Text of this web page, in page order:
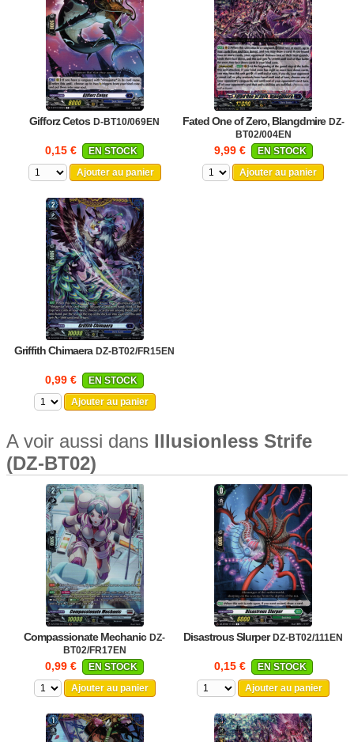
Gifforz Cetos D-BT10/069EN
0,15 €
EN STOCK
Ajouter au panier
Fated One of Zero, Blangdmire DZ-
BT02/004EN
9,99 €
EN STOCK
Ajouter au panier
Griffith Chimaera DZ-BT02/FR15EN
0,99 €
EN STOCK
Ajouter au panier
A voir aussi dans Illusionless Strife
(DZ-BT02)
Compassionate Mechanic DZ-
BT02/FR17EN
0,99 €
EN STOCK
Ajouter au panier
Disastrous Slurper DZ-BT02/111EN
0,15 €
EN STOCK
Ajouter au panier